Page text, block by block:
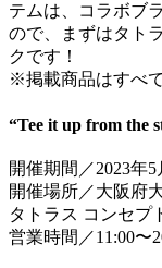
テムは、コラボブ
ので、まずはタト
クです！
※掲載商品はすべ
“Tee it up from the
開催期間／2023年
開催場所／大阪府
タトラス コンセプ
営業時間／11:00〜